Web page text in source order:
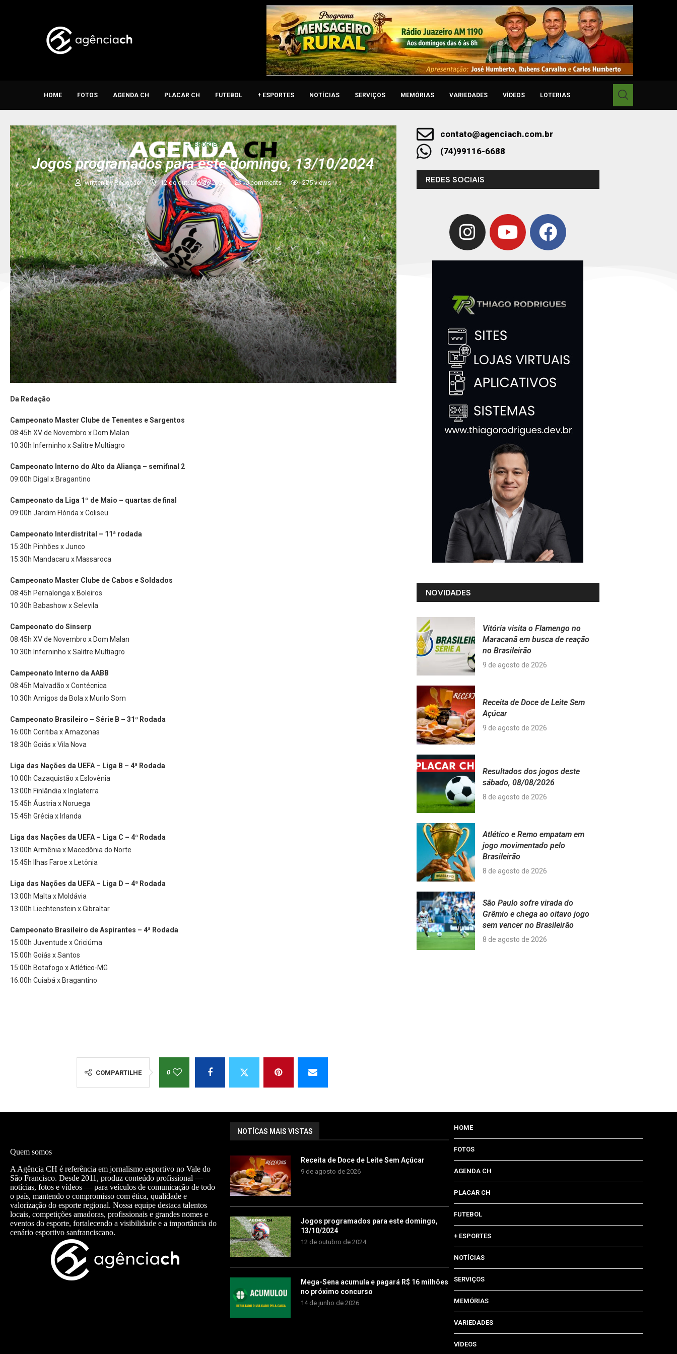
HOME FOTOS AGENDA CH PLACAR CH FUTEBOL + ESPORTES NOTÍCIAS SERVIÇOS MEMÓRIAS VARIEDADES VÍDEOS LOTERIAS
+ ESPORTES
Jogos programados para este domingo, 13/10/2024
written byRedação 12 de outubro de 2024 0 comments 275views
Da Redação
Campeonato Master Clube de Tenentes e Sargentos
08:45h XV de Novembro x Dom Malan
10:30h Inferninho x Salitre Multiagro
Campeonato Interno do Alto da Aliança – semifinal 2
09:00h Digal x Bragantino
Campeonato da Liga 1º de Maio – quartas de final
09:00h Jardim Flórida x Coliseu
Campeonato Interdistrital – 11ª rodada
15:30h Pinhões x Junco
15:30h Mandacaru x Massaroca
Campeonato Master Clube de Cabos e Soldados
08:45h Pernalonga x Boleiros
10:30h Babashow x Selevila
Campeonato do Sinserp
08:45h XV de Novembro x Dom Malan
10:30h Inferninho x Salitre Multiagro
Campeonato Interno da AABB
08:45h Malvadão x Contécnica
10:30h Amigos da Bola x Murilo Som
Campeonato Brasileiro – Série B – 31ª Rodada
16:00h Coritiba x Amazonas
18:30h Goiás x Vila Nova
Liga das Nações da UEFA – Liga B – 4ª Rodada
10:00h Cazaquistão x Eslovênia
13:00h Finlândia x Inglaterra
15:45h Áustria x Noruega
15:45h Grécia x Irlanda
Liga das Nações da UEFA – Liga C – 4ª Rodada
13:00h Armênia x Macedônia do Norte
15:45h Ilhas Faroe x Letônia
Liga das Nações da UEFA – Liga D – 4ª Rodada
13:00h Malta x Moldávia
13:00h Liechtenstein x Gibraltar
Campeonato Brasileiro de Aspirantes – 4ª Rodada
15:00h Juventude x Criciúma
15:00h Goiás x Santos
15:00h Botafogo x Atlético-MG
16:00h Cuiabá x Bragantino
COMPARTILHE 0
contato@agenciach.com.br
(74)99116-6688
REDES SOCIAIS
NOVIDADES
Vitória visita o Flamengo no
Maracanã em busca de reação
no Brasileirão
9 de agosto de 2026
Receita de Doce de Leite Sem
Açúcar
9 de agosto de 2026
Resultados dos jogos deste
sábado, 08/08/2026
8 de agosto de 2026
Atlético e Remo empatam em
jogo movimentado pelo
Brasileirão
8 de agosto de 2026
São Paulo sofre virada do
Grêmio e chega ao oitavo jogo
sem vencer no Brasileirão
8 de agosto de 2026
Quem somos
A Agência CH é referência em jornalismo esportivo no Vale do
São Francisco. Desde 2011, produz conteúdo profissional —
notícias, fotos e vídeos — para veículos de comunicação de todo
o país, mantendo o compromisso com ética, qualidade e
valorização do esporte regional. Nossa equipe destaca talentos
locais, competições amadoras, profissionais e grandes nomes e
eventos do esporte, fortalecendo a visibilidade e a importância do
cenário esportivo sanfranciscano.
NOTÍCAS MAIS VISTAS
Receita de Doce de Leite Sem Açúcar
9 de agosto de 2026
Jogos programados para este domingo,
13/10/2024
12 de outubro de 2024
Mega-Sena acumula e pagará R$ 16 milhões
no próximo concurso
14 de junho de 2026
HOME
FOTOS
AGENDA CH
PLACAR CH
FUTEBOL
+ ESPORTES
NOTÍCIAS
SERVIÇOS
MEMÓRIAS
VARIEDADES
VÍDEOS